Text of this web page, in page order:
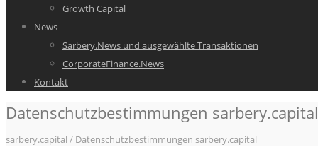
Growth Capital
News
Sarbery.News und ausgewählte Transaktionen
CorporateFinance.News
Kontakt
Datenschutzbestimmungen sarbery.capital
sarbery.capital / Datenschutzbestimmungen sarbery.capital